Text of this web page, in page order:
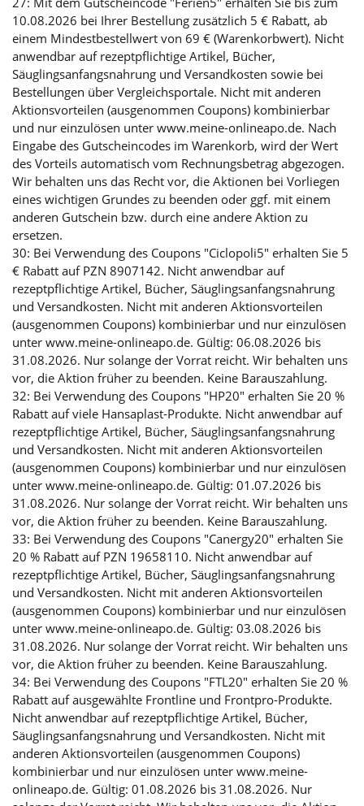
10.08.2026 bei Ihrer Bestellung zusätzlich 5 € Rabatt, ab
einem Mindestbestellwert von 69 € (Warenkorbwert). Nicht
anwendbar auf rezeptpflichtige Artikel, Bücher,
Säuglingsanfangsnahrung und Versandkosten sowie bei
Bestellungen über Vergleichsportale. Nicht mit anderen
Aktionsvorteilen (ausgenommen Coupons) kombinierbar
und nur einzulösen unter www.meine-onlineapo.de. Nach
Eingabe des Gutscheincodes im Warenkorb, wird der Wert
des Vorteils automatisch vom Rechnungsbetrag abgezogen.
Wir behalten uns das Recht vor, die Aktionen bei Vorliegen
eines wichtigen Grundes zu beenden oder ggf. mit einem
anderen Gutschein bzw. durch eine andere Aktion zu
ersetzen.
30: Bei Verwendung des Coupons "Ciclopoli5" erhalten Sie 5
€ Rabatt auf PZN 8907142. Nicht anwendbar auf
rezeptpflichtige Artikel, Bücher, Säuglingsanfangsnahrung
und Versandkosten. Nicht mit anderen Aktionsvorteilen
(ausgenommen Coupons) kombinierbar und nur einzulösen
unter www.meine-onlineapo.de. Gültig: 06.08.2026 bis
31.08.2026. Nur solange der Vorrat reicht. Wir behalten uns
vor, die Aktion früher zu beenden. Keine Barauszahlung.
32: Bei Verwendung des Coupons "HP20" erhalten Sie 20 %
Rabatt auf viele Hansaplast-Produkte. Nicht anwendbar auf
rezeptpflichtige Artikel, Bücher, Säuglingsanfangsnahrung
und Versandkosten. Nicht mit anderen Aktionsvorteilen
(ausgenommen Coupons) kombinierbar und nur einzulösen
unter www.meine-onlineapo.de. Gültig: 01.07.2026 bis
31.08.2026. Nur solange der Vorrat reicht. Wir behalten uns
vor, die Aktion früher zu beenden. Keine Barauszahlung.
33: Bei Verwendung des Coupons "Canergy20" erhalten Sie
20 % Rabatt auf PZN 19658110. Nicht anwendbar auf
rezeptpflichtige Artikel, Bücher, Säuglingsanfangsnahrung
und Versandkosten. Nicht mit anderen Aktionsvorteilen
(ausgenommen Coupons) kombinierbar und nur einzulösen
unter www.meine-onlineapo.de. Gültig: 03.08.2026 bis
31.08.2026. Nur solange der Vorrat reicht. Wir behalten uns
vor, die Aktion früher zu beenden. Keine Barauszahlung.
34: Bei Verwendung des Coupons "FTL20" erhalten Sie 20 %
Rabatt auf ausgewählte Frontline und Frontpro-Produkte.
Nicht anwendbar auf rezeptpflichtige Artikel, Bücher,
Säuglingsanfangsnahrung und Versandkosten. Nicht mit
anderen Aktionsvorteilen (ausgenommen Coupons)
kombinierbar und nur einzulösen unter www.meine-
onlineapo.de. Gültig: 01.08.2026 bis 31.08.2026. Nur